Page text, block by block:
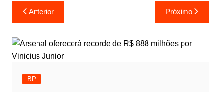
Navegação
de
Post
Anterior Próximo
BP